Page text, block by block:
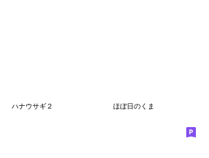
ハナウサギ２ ほぼ日のくま